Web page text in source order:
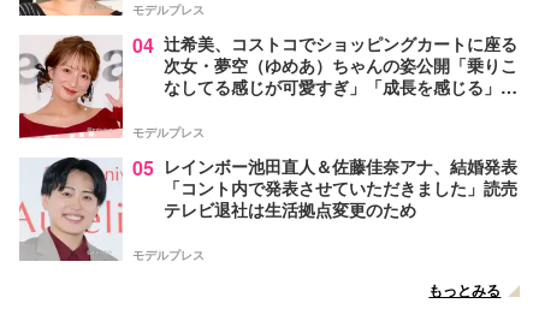
モデルプレス
04 辻希美、コストコでショッピングカートに座る
次女・夢空（ゆめあ）ちゃんの姿公開「乗りこ
なしてる感じが可愛すぎ」「成長を感じる」の
モデルプレス
05 レインボー池田直人＆佐藤佳奈アナ、結婚発表
「コント内で発表させていただきました」読売
テレビ退社は生活拠点変更のため
モデルプレス
もっとみる